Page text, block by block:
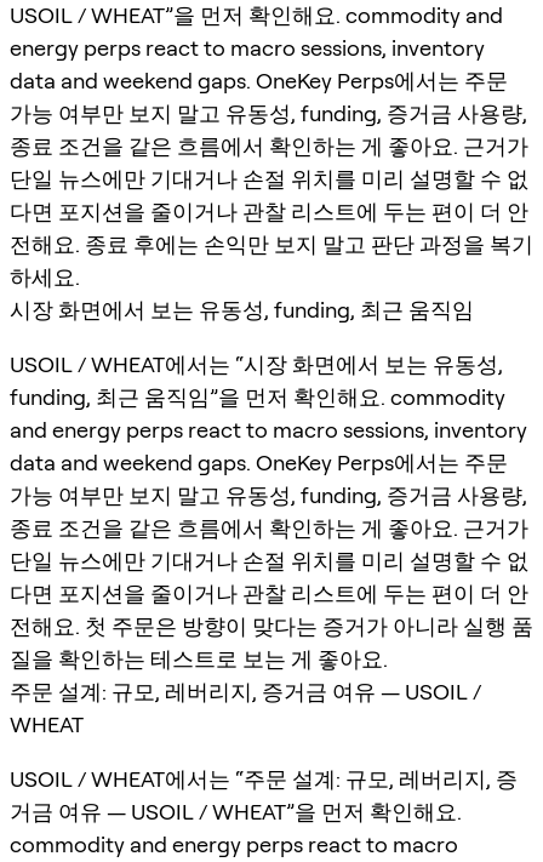
USOIL / WHEAT”을 먼저 확인해요. commodity and
energy perps react to macro sessions, inventory
data and weekend gaps. OneKey Perps에서는 주문
가능 여부만 보지 말고 유동성, funding, 증거금 사용량,
종료 조건을 같은 흐름에서 확인하는 게 좋아요. 근거가
단일 뉴스에만 기대거나 손절 위치를 미리 설명할 수 없
다면 포지션을 줄이거나 관찰 리스트에 두는 편이 더 안
전해요. 종료 후에는 손익만 보지 말고 판단 과정을 복기
하세요.
시장 화면에서 보는 유동성, funding, 최근 움직임
USOIL / WHEAT에서는 “시장 화면에서 보는 유동성,
funding, 최근 움직임”을 먼저 확인해요. commodity
and energy perps react to macro sessions, inventory
data and weekend gaps. OneKey Perps에서는 주문
가능 여부만 보지 말고 유동성, funding, 증거금 사용량,
종료 조건을 같은 흐름에서 확인하는 게 좋아요. 근거가
단일 뉴스에만 기대거나 손절 위치를 미리 설명할 수 없
다면 포지션을 줄이거나 관찰 리스트에 두는 편이 더 안
전해요. 첫 주문은 방향이 맞다는 증거가 아니라 실행 품
질을 확인하는 테스트로 보는 게 좋아요.
주문 설계: 규모, 레버리지, 증거금 여유 — USOIL /
WHEAT
USOIL / WHEAT에서는 “주문 설계: 규모, 레버리지, 증
거금 여유 — USOIL / WHEAT”을 먼저 확인해요.
commodity and energy perps react to macro